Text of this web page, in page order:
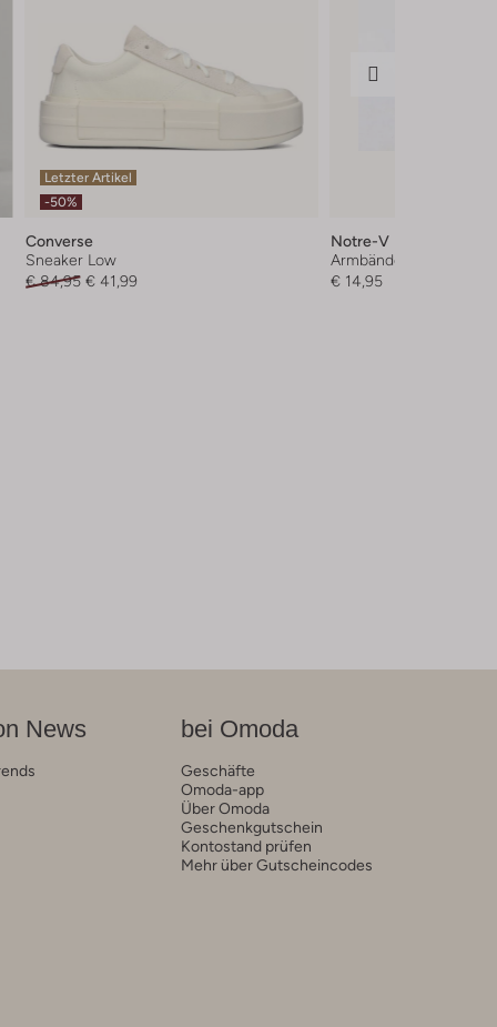
Letzter Artikel
-50%
Converse
Sneaker Low
€ 84,95 € 41,99
Notre-V
Armbänder
€ 14,95
News bei Omoda
Geschäfte
Omoda-app
Über Omoda
Geschenkgutschein
Kontostand prüfen
Mehr über Gutscheincodes